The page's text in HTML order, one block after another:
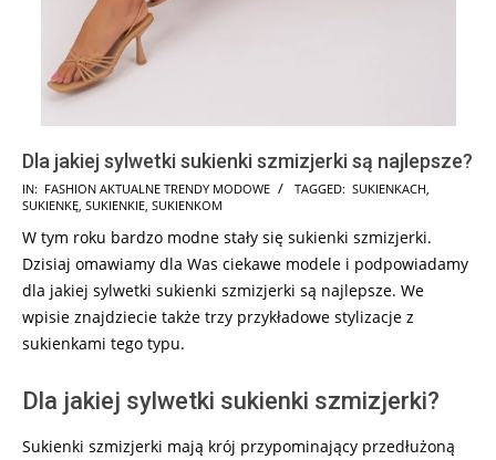
Dla jakiej sylwetki sukienki szmizjerki są najlepsze?
2024-
10-
21
IN: FASHION AKTUALNE TRENDY MODOWE TAGGED: SUKIENKACH
SUKIENKĘ SUKIENKIE SUKIENKOM
W tym roku bardzo modne stały się sukienki szmizjerki.
Dzisiaj omawiamy dla Was ciekawe modele i podpowiadamy
dla jakiej sylwetki sukienki szmizjerki są najlepsze. We
wpisie znajdziecie także trzy przykładowe stylizacje z
sukienkami tego typu.
Dla jakiej sylwetki sukienki szmizjerki?
Sukienki szmizjerki mają krój przypominający przedłużoną